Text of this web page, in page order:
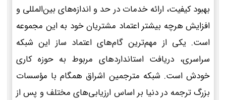
بهبود کیفیت، ارائه خدمات در حد و اندازه‌های بین‌المللی و
افزایش هرچه بیشتر اعتماد مشتریان خود به این مجموعه
است. یکی از مهم‌ترین گام‌های اعتماد ساز این شبکه
سراسری، دریافت استانداردهای مربوط به حوزه کاری
خودش است. شبکه مترجمین اشراق همگام با مؤسسات
بزرگ ترجمه در دنیا بر اساس ارزیابی‌های مختلف و پس از